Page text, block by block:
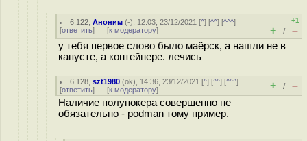
6.122 ,Аноним (-), 12:03, 23/12/2021 [^] [^^] [^^^]
[ответить] [к модератору]
+1
+ / –
у тебя первое слово было маёрск, а нашли не в
капусте, а контейнере. лечись
6.128 ,szt1980 (ok), 14:36, 23/12/2021 [^] [^^] [^^^]
[ответить] [к модератору] + / –
Наличие полупокера совершенно не
обязательно - podman тому пример.